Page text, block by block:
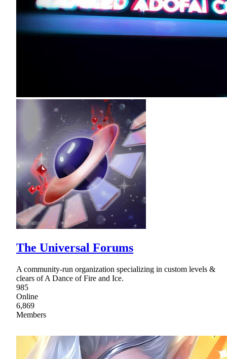
The Universal Forums
A community-run organization specializing in custom levels &
clears of A Dance of Fire and Ice.
985
Online
6,869
Members